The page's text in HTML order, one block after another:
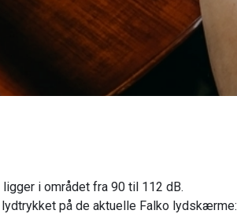
i området fra 90 til 112 dB.
på de aktuelle Falko lydskærme: